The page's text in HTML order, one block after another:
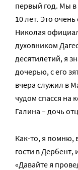
первый год. Мы в
10 лет. Это
Николая
духовником
десятилетий, я
дочерью, с его
вчера служил в
чудом спасся на
Галина – дочь
Как-то, я помню,
гости в Дербент,
«Давайте я